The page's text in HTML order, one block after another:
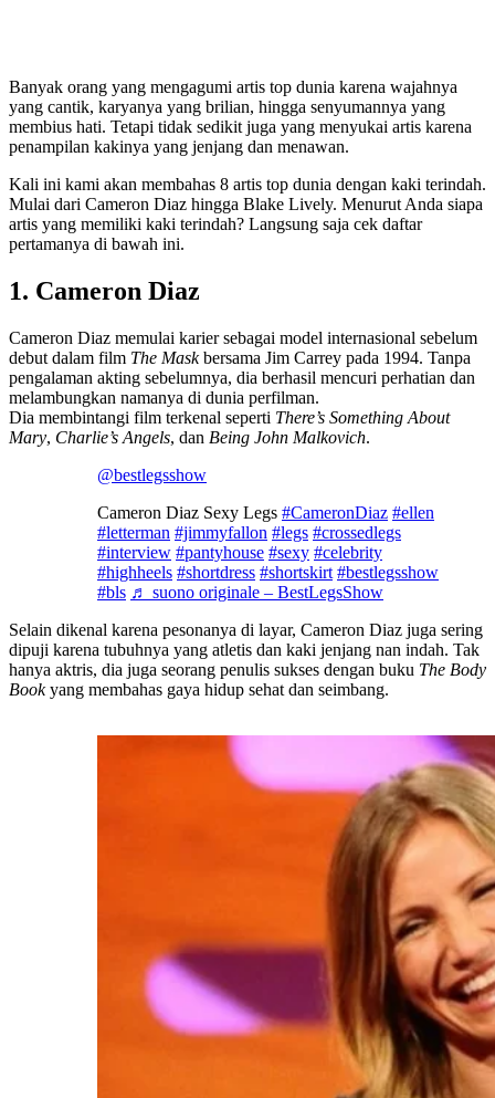
Banyak orang yang mengagumi artis top dunia karena wajahnya
yang cantik, karyanya yang brilian, hingga senyumannya yang
membius hati. Tetapi tidak sedikit juga yang menyukai artis karena
penampilan kakinya yang jenjang dan menawan.
Kali ini kami akan membahas 8 artis top dunia dengan kaki terindah.
Mulai dari Cameron Diaz hingga Blake Lively. Menurut Anda siapa
artis yang memiliki kaki terindah? Langsung saja cek daftar
pertamanya di bawah ini.
1. Cameron Diaz
Cameron Diaz memulai karier sebagai model internasional sebelum
debut dalam film The Maskbersama Jim Carrey pada 1994. Tanpa
pengalaman akting sebelumnya, dia berhasil mencuri perhatian dan
melambungkan namanya di dunia perfilman.
Dia membintangi film terkenal seperti There’s Something About
Mary, Charlie’s Angels, dan Being John Malkovich.
@bestlegsshow
Cameron Diaz Sexy Legs #CameronDiaz #ellen
#letterman #jimmyfallon #legs #crossedlegs
#interview #pantyhouse #sexy #celebrity
#highheels #shortdress #shortskirt #bestlegsshow
#bls ♬ suono originale – BestLegsShow
Selain dikenal karena pesonanya di layar, Cameron Diaz juga sering
dipuji karena tubuhnya yang atletis dan kaki jenjang nan indah. Tak
hanya aktris, dia juga seorang penulis sukses dengan buku The Body
Bookyang membahas gaya hidup sehat dan seimbang.